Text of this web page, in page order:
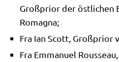
Groß­pri­or der öst­li­chen
Romagna;
Fra Ian Scott, Groß­pri­or
Fra Emma­nu­el